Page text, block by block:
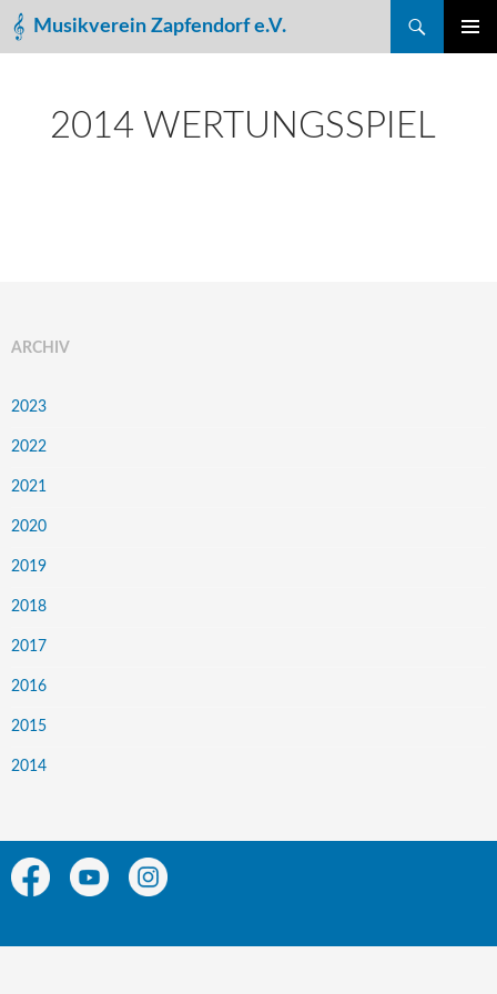
Musikverein Zapfendorf e.V.
Suchen
ZUM
2014 WERTUNGSSPIEL
ARCHIV
2023
2022
2021
2020
2019
2018
2017
2016
2015
2014